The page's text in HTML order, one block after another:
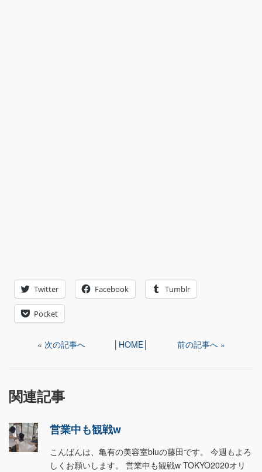
Twitter Facebook Tumblr
Pocket
« 次の記事へ HOME 前の記事へ »
関連記事
営業中も観戦w
こんばんは、亀有の美容室bluの藤田です。 今週もよろ
しくお願いします。 営業中も観戦w TOKYO2020オリ